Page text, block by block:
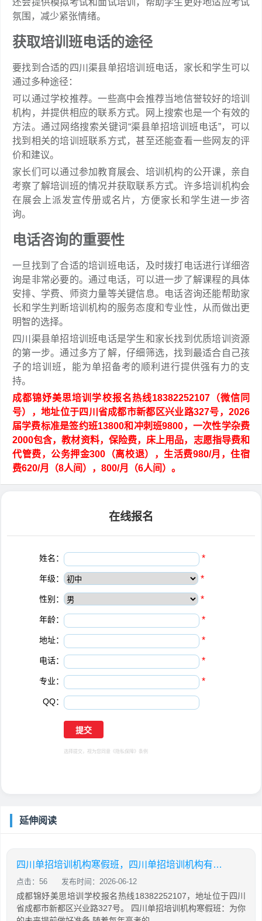
还会提供模拟考试和面试培训，帮助学生更好地适应考试
氛围，减少紧张情绪。
获取培训班电话的途径
要找到合适的四川渠县单招培训班电话，家长和学生可以
通过多种途径：
可以通过学校推荐。一些高中会推荐当地信誉较好的培训
机构，并提供相应的联系方式。网上搜索也是一个有效的
方法。通过网络搜索关键词“渠县单招培训班电话”，可以
找到相关的培训班联系方式，甚至还能查看一些网友的评
价和建议。
家长们可以通过参加教育展会、培训机构的公开课，亲自
考察了解培训班的情况并获取联系方式。许多培训机构会
在展会上派发宣传册或名片，方便家长和学生进一步咨
询。
电话咨询的重要性
一旦找到了合适的培训班电话，及时拨打电话进行详细咨
询是非常必要的。通过电话，可以进一步了解课程的具体
安排、学费、师资力量等关键信息。电话咨询还能帮助家
长和学生判断培训机构的服务态度和专业性，从而做出更
明智的选择。
四川渠县单招培训班电话是学生和家长找到优质培训资源
的第一步。通过多方了解，仔细筛选，找到最适合自己孩
子的培训班，能为单招备考的顺利进行提供强有力的支
持。
成都锦妤美思培训学校报名热线18382252107（微信同
号），地址位于四川省成都市新都区兴业路327号，2026
届学费标准是签约班13800和冲刺班9800，一次性学杂费
2000包含，教材资料，保险费，床上用品，志愿指导费和
代管费，公务押金300（离校退），生活费980/月，住宿
费620/月（8人间），800/月（6人间）。
在线报名
姓名： *
年级： *
性别： *
年龄： *
地址： *
电话： *
专业： *
QQ：
选择提交，视为您同意 《隐私保障》 条例
延伸阅读
四川单招培训机构寒假班，四川单招培训机构有哪些
点击：56 发布时间：2026-06-12
成都锦妤美思培训学校报名热线18382252107，地址位于四川
省成都市新都区兴业路327号。 四川单招培训机构寒假班：为你